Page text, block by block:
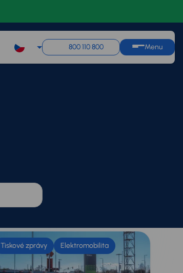
800 110 800 Menu
Tiskové zprávy Elektromobilita